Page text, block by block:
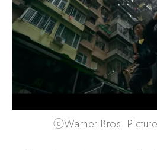
ⓒWarner Bros.